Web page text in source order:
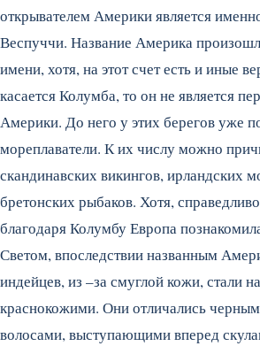
открывателем Америки является
Веспуччи. Название Америка
имени, хотя, на этот счет есть и иные
касается Колумба, то он не является
Америки. До него у этих берегов уже
мореплаватели. К их числу можно
скандинавских викингов, ирландских
бретонских рыбаков. Хотя,
благодаря Колумбу Европа
Светом, впоследствии названным
индейцев, из –за смуглой кожи, стали
краснокожими. Они отличались
волосами, выступающими вперед